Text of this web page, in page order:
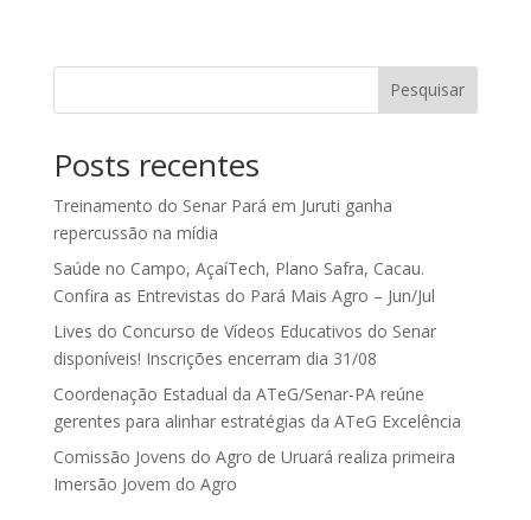
Pesquisar
Posts recentes
Treinamento do Senar Pará em Juruti ganha
repercussão na mídia
Saúde no Campo, AçaíTech, Plano Safra, Cacau.
Confira as Entrevistas do Pará Mais Agro – Jun/Jul
Lives do Concurso de Vídeos Educativos do Senar
disponíveis! Inscrições encerram dia 31/08
Coordenação Estadual da ATeG/Senar-PA reúne
gerentes para alinhar estratégias da ATeG Excelência
Comissão Jovens do Agro de Uruará realiza primeira
Imersão Jovem do Agro